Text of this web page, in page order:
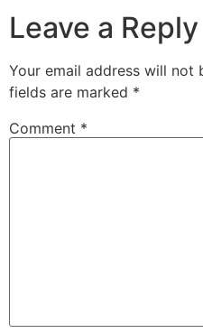
Leave a Reply
Your email address will not
fields are marked *
Comment *